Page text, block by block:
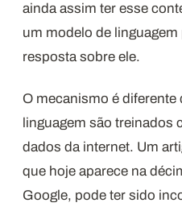
ainda assim ter esse
um modelo de
resposta sobre ele.
O mecanismo é
linguagem são treinados
dados da internet. Um
que hoje aparece na
Google, pode ter sido